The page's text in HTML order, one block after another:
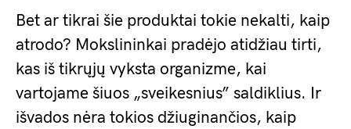
Bet ar tikrai šie produktai tokie nekalti, kaip
atrodo? Mokslininkai pradėjo atidžiau tirti,
kas iš tikrųjų vyksta organizme, kai
vartojame šiuos „sveikesnius” saldiklius. Ir
išvados nėra tokios džiuginančios, kaip